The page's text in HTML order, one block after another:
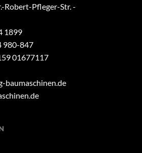
Robert-Pfleger-Str. -
1899
980-847
01677117
baumaschinen.de